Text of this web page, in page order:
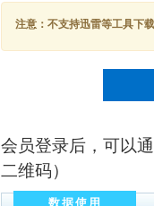
注意：不支持迅雷等工具下
会员登录后，可以
二维码）
数据使用